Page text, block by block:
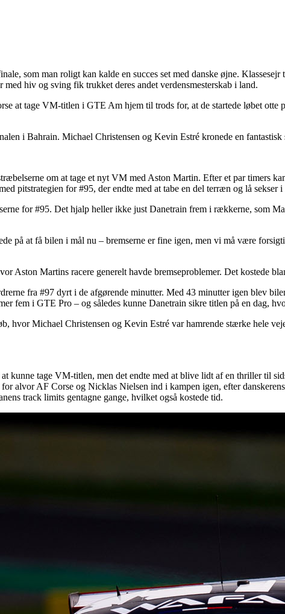
som man roligt kan kalde en succes set med danske øjne.
hiv og sving fik trukket deres andet verdensmesterskab i land.
at tage VM-titlen i GTE Am hjem til trods for, at de startede løbet
i Bahrain. Michael Christensen og Kevin Estré kronede en
om at tage et nyt VM med Aston Martin. Efter et par timers
pitstrategien for #95, der endte med at tabe en del terræn og lå sekser
for #95. Det hjalp heller ikke just Danetrain frem i rækkerne, som
på at få bilen i mål nu – bremserne er fine igen, men vi må være
Aston Martins racere generelt havde bremseproblemer. Det kostede
fra #97 dyrt i de afgørende minutter. Med 43 minutter igen blev
fem i GTE Pro – og således kunne Danetrain sikre titlen på en dag,
hvor Michael Christensen og Kevin Estré var hamrende stærke hele
kunne tage VM-titlen, men det endte med at blive lidt af en thriller til
alvor AF Corse og Nicklas Nielsen ind i kampen igen, efter
track limits gentagne gange, hvilket også kostede tid.